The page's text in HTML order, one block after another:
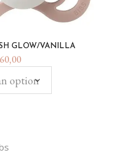
GLOW/VANILLA
option